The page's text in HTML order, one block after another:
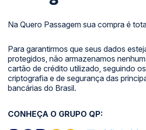
Na Quero Passagem sua compra é
Para garantirmos que seus dados
protegidos, não armazenamos
cartão de crédito utilizado, seguindo
criptografia e de segurança das
bancárias do Brasil.
CONHEÇA O GRUPO QP: